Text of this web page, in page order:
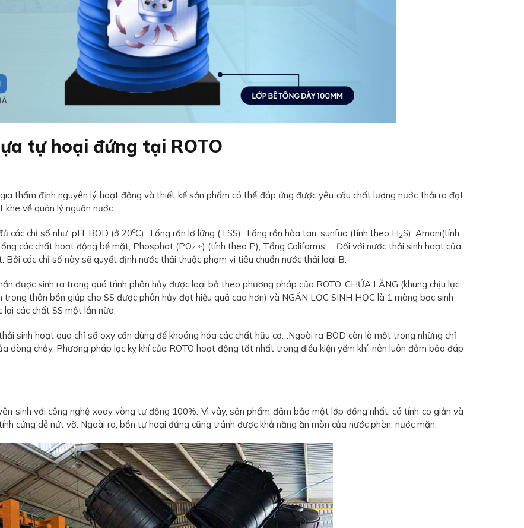
tự hoại đứng tại ROTO
thẩm định nguyên lý hoạt động và thiết kế sản phẩm có thể đáp ứng được yêu cầu chất lượng nước thải ra đạt
về quản lý nguồn nước.
các chỉ số như: pH, BOD (ở 20oC), Tổng rắn lơ lững (TSS), Tổng rắn hòa tan, sunfua (tính theo H2S), Amoni(tính
các chất hoạt động bề mặt, Phosphat (PO4 3-) (tính theo P), Tổng Coliforms … Đối với nước thải sinh hoạt của
Bởi các chỉ số này sẽ quyết định nước thải thuộc phạm vi tiêu chuẩn nước thải loại B.
được sinh ra trong quá trình phân hủy được loại bỏ theo phương pháp của ROTO. CHỨA LẮNG (khung chịu lực
thân bồn giúp cho SS được phân hủy đạt hiệu quả cao hơn) và NGĂN LỌC SINH HỌC là 1 màng bọc sinh
các chất SS một lần nữa.
sinh hoạt qua chỉ số oxy cần dùng để khoáng hóa các chất hữu cơ…Ngoài ra BOD còn là một trong những chỉ
dòng chảy. Phương pháp lọc kỵ khí của ROTO hoạt động tốt nhất trong điều kiện yếm khí, nên luôn đảm bảo đáp
sinh với công nghệ xoay vòng tự động 100%. Vì vây, sản phẩm đảm bảo một lớp đồng nhất, có tính co giản và
cứng dễ nứt vỡ. Ngoài ra, bồn tự hoại đứng cũng tránh được khả năng ăn mòn của nước phèn, nước mặn.